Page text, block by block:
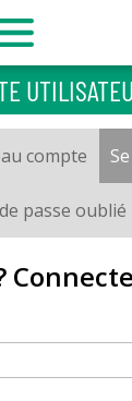
compte
passe oublié